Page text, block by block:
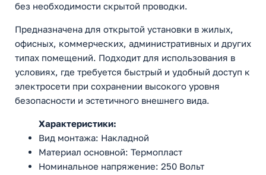
без необходимости скрытой проводки.
Предназначена для открытой установки в жилых,
офисных, коммерческих, административных и других
типах помещений. Подходит для использования в
условиях, где требуется быстрый и удобный доступ к
электросети при сохранении высокого уровня
безопасности и эстетичного внешнего вида.
Характеристики:
Вид монтажа: Накладной
Материал основной: Термопласт
Номинальное напряжение: 250 Вольт